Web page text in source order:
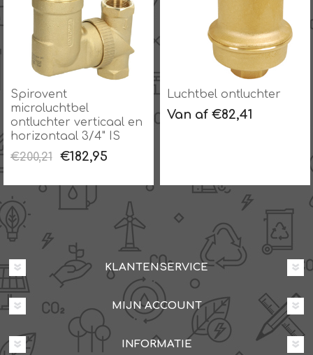
Spirovent
microluchtbel
ontluchter verticaal en
horizontaal 3/4" IS
€200,21
€182,95
Luchtbel ontluchter
Van af €82,41
KLANTENSERVICE
MIJN ACCOUNT
INFORMATIE